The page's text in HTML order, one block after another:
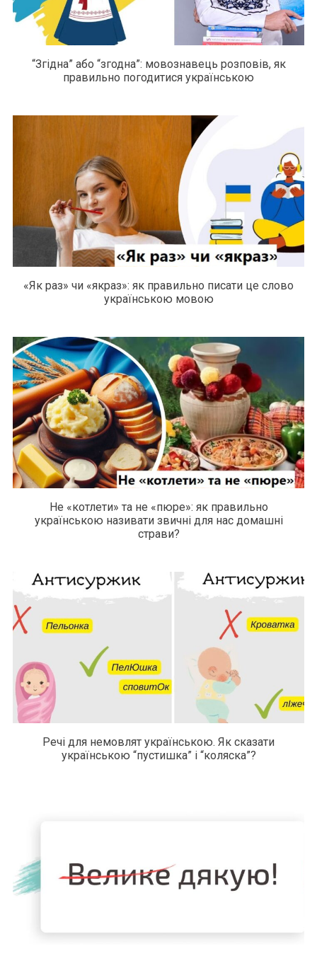
“Згідна” або “згодна”: мовознавець розповів, як
правильно погодитися українською
«Як раз» чи «якраз»: як правильно писати це слово
українською мовою
Не «котлети» та не «пюре»: як правильно
українською називати звичні для нас домашні
страви?
Речі для немовлят українською. Як сказати
українською “пустишка” і “коляска”?